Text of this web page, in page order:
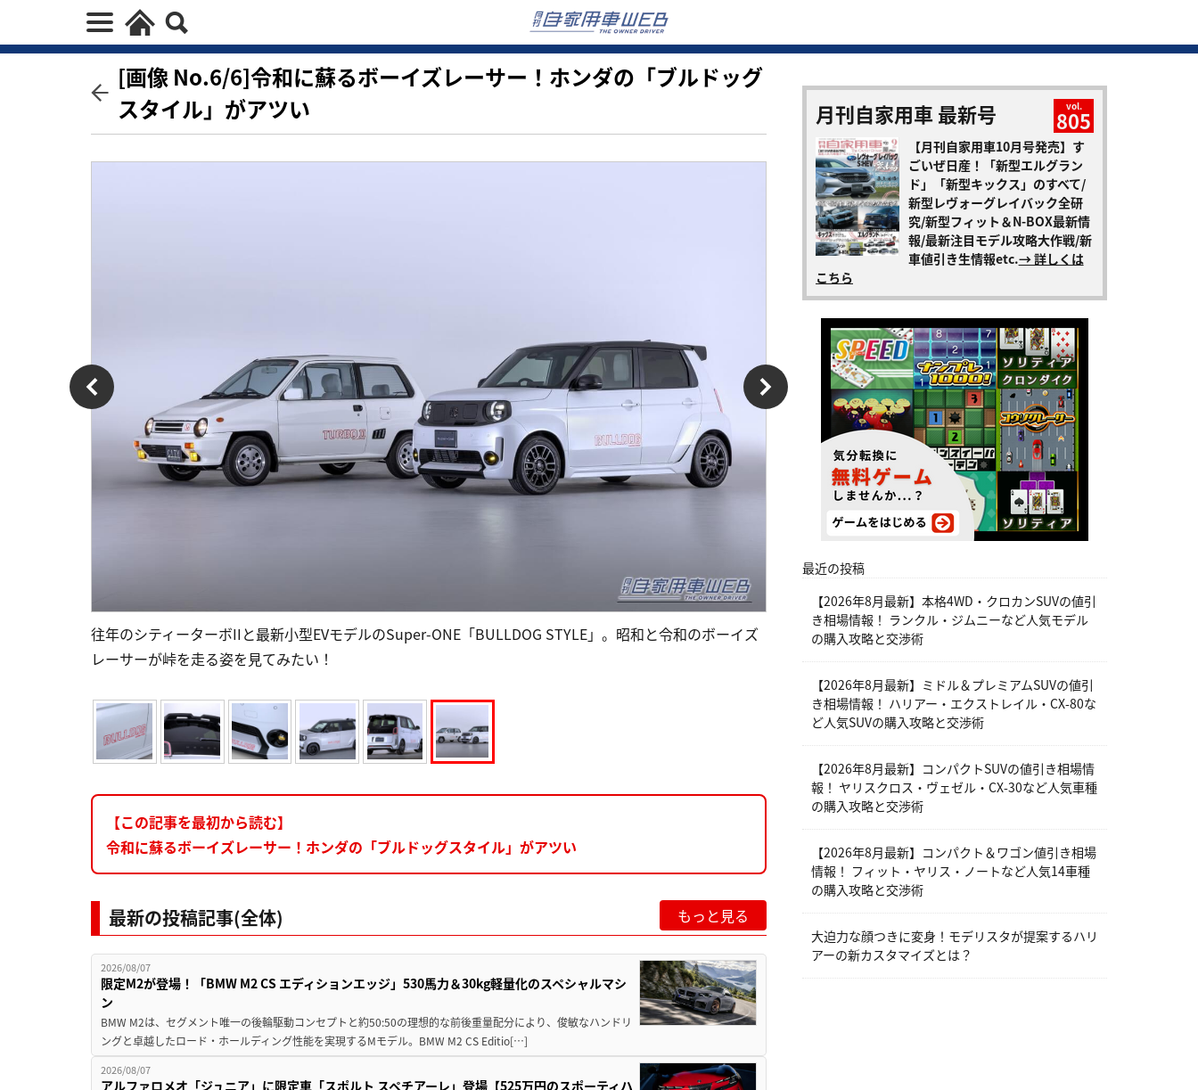
[画像 No.6/6]令和に蘇るボーイズレーサー！ホンダの「ブルドッグ
スタイル」がアツい
往年のシティーターボIIと最新小型EVモデルのSuper-ONE「BULLDOG STYLE」。昭和と令和のボーイズ
レーサーが峠を走る姿を見てみたい！
【この記事を最初から読む】
令和に蘇るボーイズレーサー！ホンダの「ブルドッグスタイル」がアツい
最新の投稿記事(全体) もっと見る
2026/08/07
限定M2が登場！「BMW M2 CS エディションエッジ」530馬力＆30kg軽量化のスペシャルマシ
ン
BMW M2は、セグメント唯一の後輪駆動コンセプトと約50:50の理想的な前後重量配分により、俊敏なハンドリ
ングと卓越したロード・ホールディング性能を実現するMモデル。BMW M2 CS Editio[…]
2026/08/07
アルファロメオ「ジュニア」に限定車「スポルト スペチアーレ」登場【525万円のスポーティハ
月刊自家用車 最新号 vol.
805
【月刊自家用車10月号発売】す
ごいぜ日産！「新型エルグラン
ド」「新型キックス」のすべて/
新型レヴォーグレイバック全研
究/新型フィット＆N-BOX最新情
報/最新注目モデル攻略大作戦/新
車値引き生情報etc.→ 詳しくは
こちら
最近の投稿
【2026年8月最新】本格4WD・クロカンSUVの値引
き相場情報！ ランクル・ジムニーなど人気モデル
の購入攻略と交渉術
【2026年8月最新】ミドル＆プレミアムSUVの値引
き相場情報！ ハリアー・エクストレイル・CX-80な
ど人気SUVの購入攻略と交渉術
【2026年8月最新】コンパクトSUVの値引き相場情
報！ ヤリスクロス・ヴェゼル・CX-30など人気車種
の購入攻略と交渉術
【2026年8月最新】コンパクト＆ワゴン値引き相場
情報！ フィット・ヤリス・ノートなど人気14車種
の購入攻略と交渉術
大迫力な顔つきに変身！モデリスタが提案するハリ
アーの新カスタマイズとは？